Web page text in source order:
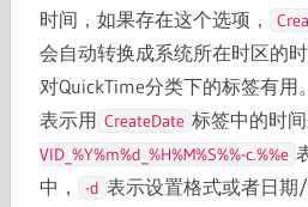
时间，如果存在这个选项，
会自动转换成系统所在时区的时
对QuickTime分类下的标签有用。
表示用 CreateDate 标签中的时间
VID_%Y%m%d_%H%M%S%%-c.%%e
中，
-d 表示设置格式或者日期/